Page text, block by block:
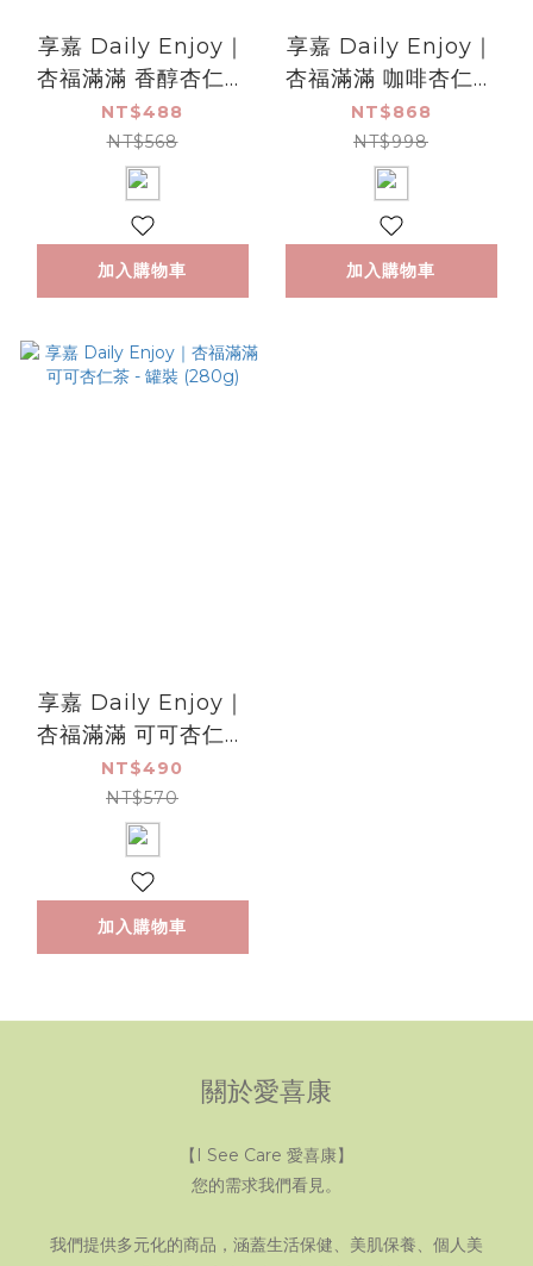
享嘉 Daily Enjoy｜
杏福滿滿 香醇杏仁茶
- 盒裝 (25g/包 x 8)
NT$488
NT$568
加入購物車
享嘉 Daily Enjoy｜
杏福滿滿 咖啡杏仁茶
- 盒裝 (咖啡 11g/包 x
8、杏仁茶 25g/包 x
8)
NT$868
NT$998
加入購物車
享嘉 Daily Enjoy｜
杏福滿滿 可可杏仁茶
- 罐裝 (280g)
NT$490
NT$570
加入購物車
關於愛喜康
【I See Care 愛喜康】
您的需求我們看見。
我們提供多元化的商品，涵蓋生活保健、美肌保養、個人美